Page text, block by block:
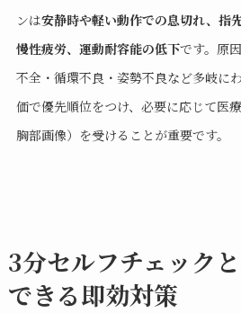
ンは安静時や軽い動作での息切れ、指
慢性疲労、運動耐容能の低下です。原
不全・循環不良・姿勢不良など多岐に
価で優先順位をつけ、必要に応じて医
胸部画像）を受けることが重要です。
3分セルフチェック
できる即効対策